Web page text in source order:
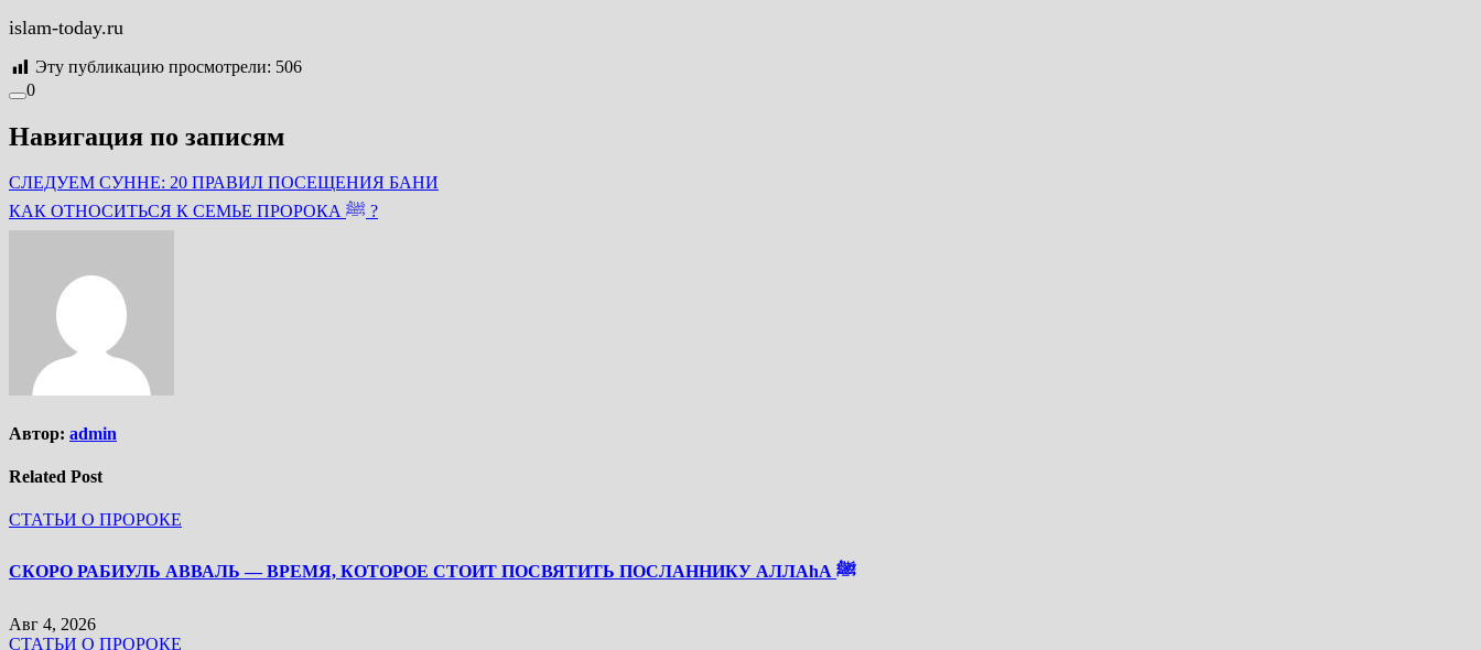
islam-today.ru
Эту публикацию просмотрели: 506
0
Навигация по записям
СЛЕДУЕМ СУННЕ: 20 ПРАВИЛ ПОСЕЩЕНИЯ БАНИ
КАК ОТНОСИТЬСЯ К СЕМЬЕ ПРОРОКА ﷺ ?
Автор: admin
Related Post
СТАТЬИ О ПРОРОКЕ
СКОРО РАБИУЛЬ АВВАЛЬ — ВРЕМЯ, КОТОРОЕ СТОИТ ПОСВЯТИТЬ ПОСЛАННИКУ АЛЛАhА ﷺ
Авг 4, 2026
СТАТЬИ О ПРОРОКЕ